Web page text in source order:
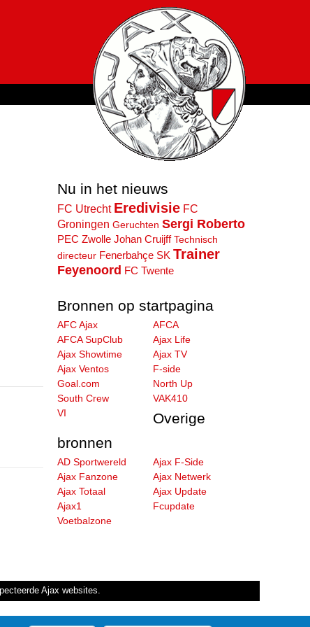
Nu in het nieuws
FC Utrecht Eredivisie FC
Groningen Geruchten Sergi Roberto
PEC Zwolle Johan Cruijff Technisch
directeur Fenerbahçe SK Trainer
Feyenoord FC Twente
Bronnen op startpagina
AFC Ajax
AFCA
AFCA SupClub
Ajax Life
Ajax Showtime
Ajax TV
Ajax Ventos
F-side
Goal.com
North Up
South Crew
VAK410
VI
Overige
bronnen
AD Sportwereld
Ajax F-Side
Ajax Fanzone
Ajax Netwerk
Ajax Totaal
Ajax Update
Ajax1
Fcupdate
Voetbalzone
Ajax websites.